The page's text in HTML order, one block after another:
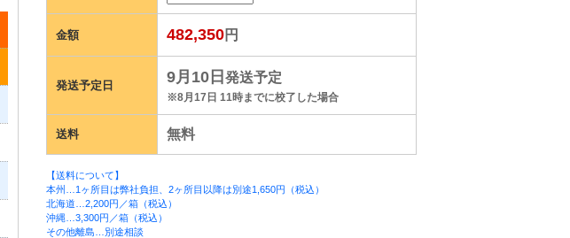
金額 482,350円
発送予定日 9月10日 発送予定
※8月17日 11時までに校了した場合
送料 無料
【送料について】
本州…1ヶ所目は弊社負担、2ヶ所目以降は別途1,650円（税込）
北海道…2,200円／箱（税込）
沖縄…3,300円／箱（税込）
その他離島…別途相談